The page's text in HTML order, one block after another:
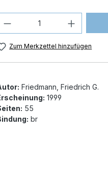
Produkt Anzahl:
Zum Merkzettel hinzufügen
Friedmann, Friedrich G.
1999
55
br